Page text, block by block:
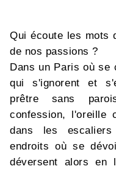
Qui écoute les mots
de nos passions ?
Dans un Paris où se
qui s'ignorent et
prêtre sans
confession, l'oreille
dans les
endroits où se
déversent alors en